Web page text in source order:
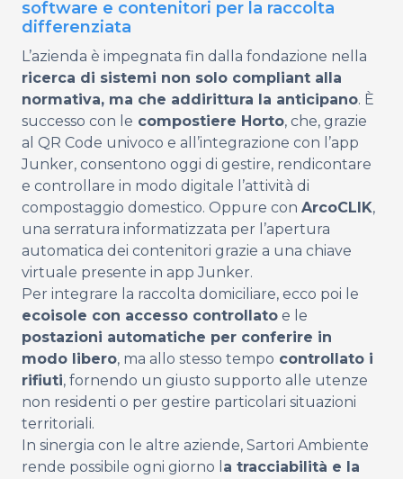
software e contenitori per la raccolta
differenziata
L’azienda è impegnata fin dalla fondazione nella
ricerca di sistemi non solo compliant alla
normativa, ma che addirittura la anticipano. È
successo con le compostiere Horto, che, grazie
al QR Code univoco e all’integrazione con l’app
Junker, consentono oggi di gestire, rendicontare
e controllare in modo digitale l’attività di
compostaggio domestico. Oppure con ArcoCLIK,
una serratura informatizzata per l’apertura
automatica dei contenitori grazie a una chiave
virtuale presente in app Junker.
Per integrare la raccolta domiciliare, ecco poi le
ecoisole con accesso controllato e le
postazioni automatiche per conferire in
modo libero, ma allo stesso tempo controllato i
rifiuti, fornendo un giusto supporto alle utenze
non residenti o per gestire particolari situazioni
territoriali.
In sinergia con le altre aziende, Sartori Ambiente
rende possibile ogni giorno l a tracciabilità e la